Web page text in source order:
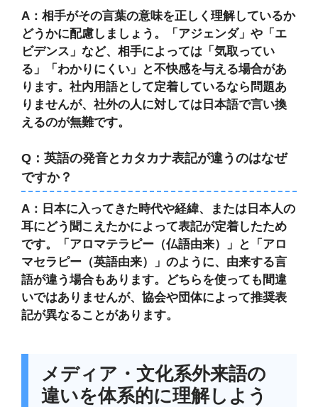
A：相手がその言葉の意味を正しく理解しているか
どうかに配慮しましょう。「アジェンダ」や「エ
ビデンス」など、相手によっては「気取ってい
る」「わかりにくい」と不快感を与える場合があ
ります。社内用語として定着しているなら問題あ
りませんが、社外の人に対しては日本語で言い換
えるのが無難です。
Q：英語の発音とカタカナ表記が違うのはなぜ
ですか？
A：日本に入ってきた時代や経緯、または日本人の
耳にどう聞こえたかによって表記が定着したため
です。「アロマテラピー（仏語由来）」と「アロ
マセラピー（英語由来）」のように、由来する言
語が違う場合もあります。どちらを使っても間違
いではありませんが、協会や団体によって推奨表
記が異なることがあります。
メディア・文化系外来語の
違いを体系的に理解しよう